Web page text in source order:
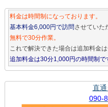
料金は時間制になっております。
基本料金6,000円で訪問させていた
無料で30分作業。
これで解決できた場合は追加料金は
追加料金は30分1,000円の時間制で
直
090-